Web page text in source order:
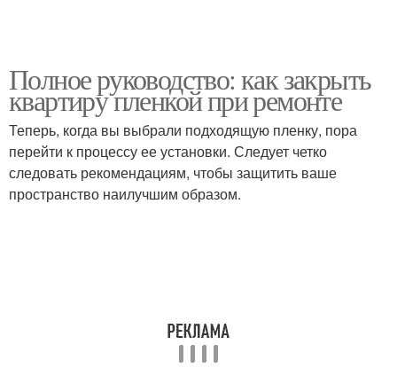
Полное руководство: как закрыть
квартиру пленкой при ремонте
Теперь, когда вы выбрали подходящую пленку, пора
перейти к процессу ее установки. Следует четко
следовать рекомендациям, чтобы защитить ваше
пространство наилучшим образом.